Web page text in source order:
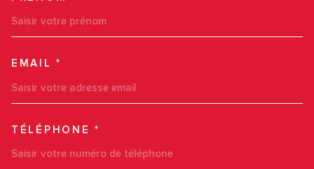
EMAIL *
TÉLÉPHONE *